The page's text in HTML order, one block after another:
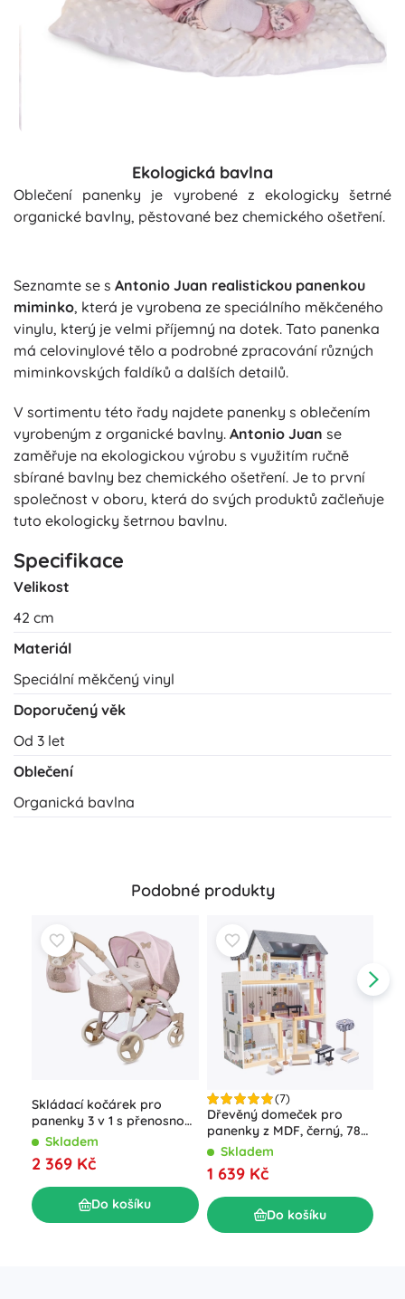
Ekologická bavlna
Oblečení panenky je vyrobené z ekologicky šetrné
organické bavlny, pěstované bez chemického ošetření.
Seznamte se s Antonio Juan realistickou panenkou
miminko, která je vyrobena ze speciálního měkčeného
vinylu, který je velmi příjemný na dotek. Tato panenka
má celovinylové tělo a podrobné zpracování různých
miminkovských faldíků a dalších detailů.
V sortimentu této řady najdete panenky s oblečením
vyrobeným z organické bavlny. Antonio Juan se
zaměřuje na ekologickou výrobu s využitím ručně
sbírané bavlny bez chemického ošetření. Je to první
společnost v oboru, která do svých produktů začleňuje
tuto ekologicky šetrnou bavlnu.
Specifikace
Velikost
42 cm
Materiál
Speciální měkčený vinyl
Doporučený věk
Od 3 let
Oblečení
Organická bavlna
Podobné produkty
Skládací kočárek pro
panenky 3 v 1 s přenosnou
taškou DIDI, 75 cm
Skladem
2 369 Kč
Do košíku
(7)
Dřevěný domeček pro
panenky z MDF, černý, 78
cm s LED osvětlením
Skladem
1 639 Kč
Do košíku